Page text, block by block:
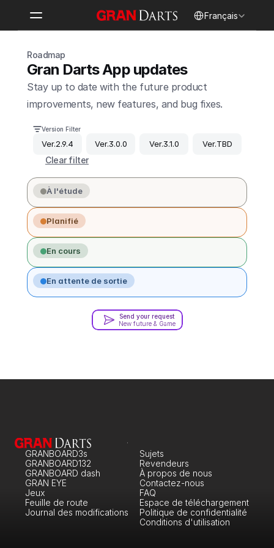
Français
Roadmap
Gran Darts App updates
Stay up to date with the future product
improvements, new features, and bug fixes.
Version Filter
Ver.2.9.4 Ver.3.0.0 Ver.3.1.0 Ver.TBD
Clear filter
À l'étude
Planifié
En cours
En attente de sortie
Send your request
New future & Game
GRANBOARD3s
GRANBOARD132
GRANBOARD dash
GRAN EYE
Jeux
Feuille de route
Journal des modifications
À propos de nous
Sujets
Revendeurs
Contactez-nous
FAQ
Espace de téléchargement
Politique de confidentialité
Conditions d'utilisation